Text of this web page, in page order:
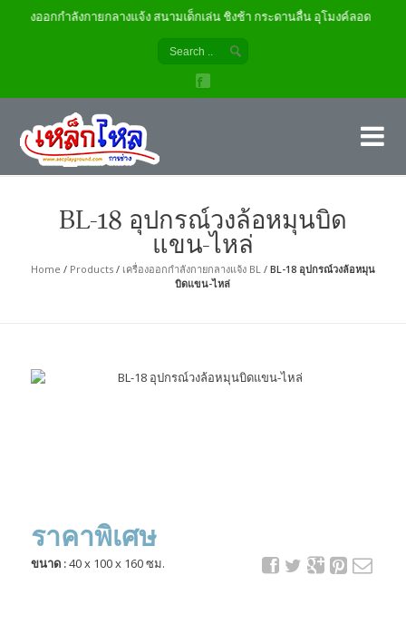
ครื่องออกกำลังกายกลางแจ้ง สนามเด็กเล่น ชิงช้า กระดานลื่น อุโมงค์ลอด
BL-18 อุปกรณ์วงล้อหมุนบิด
แขน-ไหล่
Home / Products/ เครื่องออกกำลังกายกลางแจ้ง BL / BL-18 อุปกรณ์วงล้อหมุน
บิดแขน-ไหล่
ราคาพิเศษ
ขนาด :40 x 100 x 160 ซม.